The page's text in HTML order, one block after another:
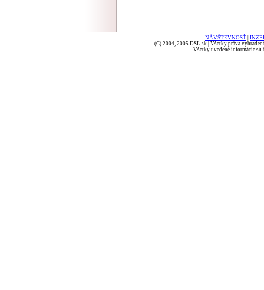
NÁVŠTEVNOSŤ
(C) 2004, 2005 DSL.sk | Všetky práva
Všetky uvedené informácie sú